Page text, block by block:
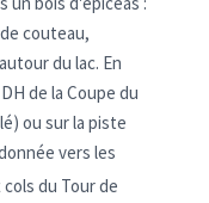
couteau,
du lac. En
de la Coupe du
ou sur la piste
vers les
du Tour de